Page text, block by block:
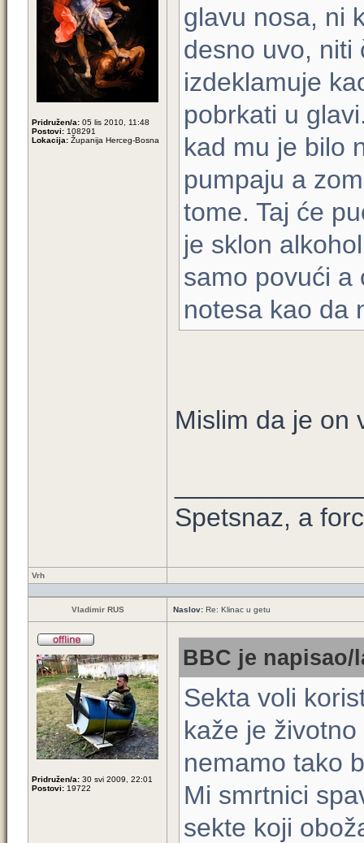
Pridružen/a: 05 lis 2010, 11:48
Postovi: 108291
Lokacija: Županija Herceg-Bosna
glavu nosa, ni
desno uvo, niti
izdeklamuje
pobrkati u
kad mu je bilo
pumpaju a
tome. Taj će
je sklon
samo povući a
notesa kao da
Mislim da je on
Spetsnaz, a
Vrh
Vladimir RUS Naslov: Re: Klinac u getu
Pridružen/a: 30 svi 2009, 22:01
Postovi: 19722
BBC je napisao/
Sekta voli
kaže je
nemamo tako
Mi smrtnici
sekte koji